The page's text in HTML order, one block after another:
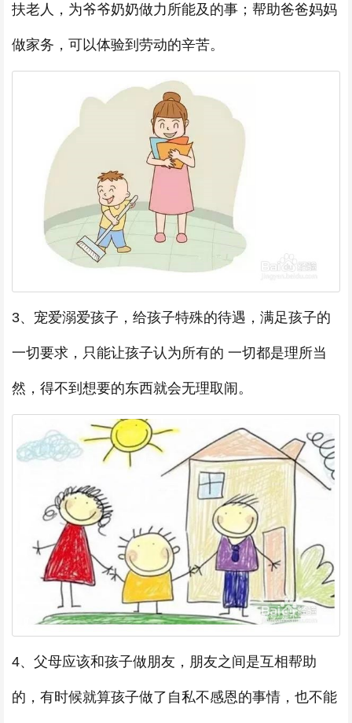
扶老人，为爷爷奶奶做力所能及的事；帮助爸爸妈妈
做家务，可以体验到劳动的辛苦。
3、宠爱溺爱孩子，给孩子特殊的待遇，满足孩子的
一切要求，只能让孩子认为所有的 一切都是理所当
然，得不到想要的东西就会无理取闹。
4、父母应该和孩子做朋友，朋友之间是互相帮助
的，有时候就算孩子做了自私不感恩的事情，也不能